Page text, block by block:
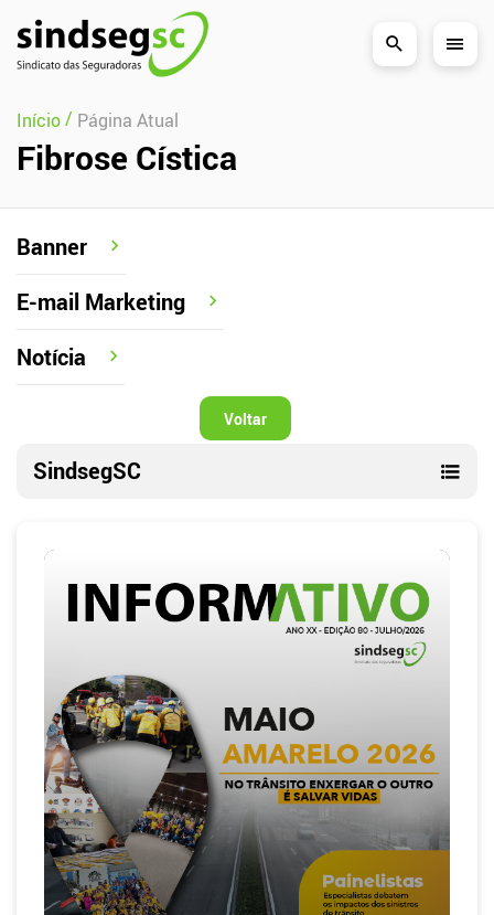
Pular Navegação (s)
Início/ Página Atual
Fibrose Cística
Banner
E-mail Marketing
Notícia
Voltar
SindsegSC